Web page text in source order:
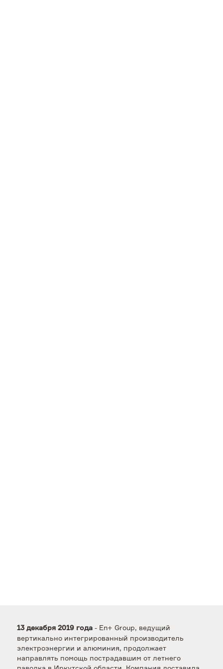
13 декабря 2019 года- En+ Group, ведущий
вертикально интегрированный производитель
электроэнергии и алюминия, продолжает
направлять помощь пострадавшим от летнего